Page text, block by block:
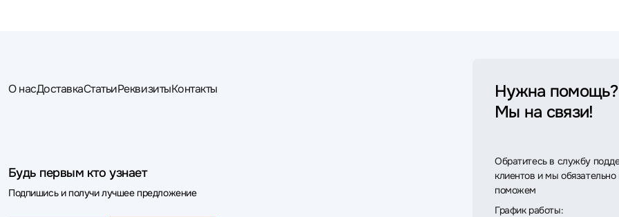
О насДоставкаСтатьиРеквизитыКонтакты
Будь первым кто узнает
Подпишись и получи лучшее предложение
Нужна помощь?
Мы на связи!
Обратитесь в службу
клиентов и мы
поможем
График работы: